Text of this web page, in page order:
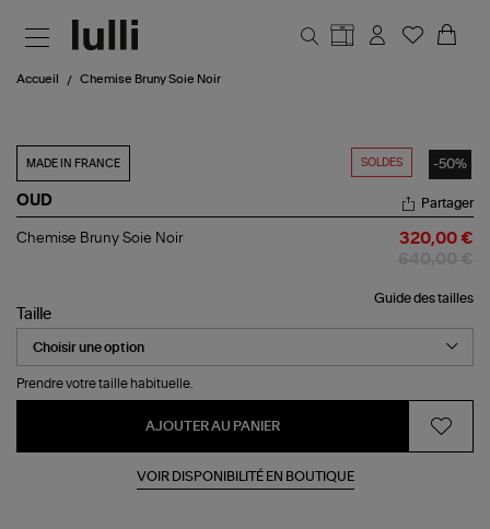
Accueil Chemise Bruny Soie Noir
SOLDES -50%
MADE IN FRANCE
OUD
Chemise
Partager
Chemise Bruny Soie Noir 320,00 €
Guide des tailles
Taille
Prendre votre taille habituelle.
AJOUTER AU PANIER
VOIR DISPONIBILITÉ EN BOUTIQUE